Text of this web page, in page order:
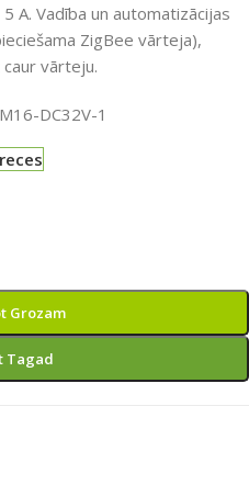
A. Vadība un automatizācijas
ZigBee vārteja),
vārteju.
DC32V-1
Grozam
Tagad